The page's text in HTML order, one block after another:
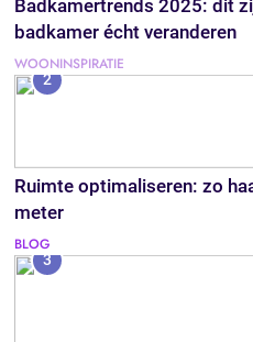
Badkamertrends 2025: dit
badkamer écht veranderen
WOONINSPIRATIE
2
Ruimte optimaliseren: zo
meter
BLOG
3